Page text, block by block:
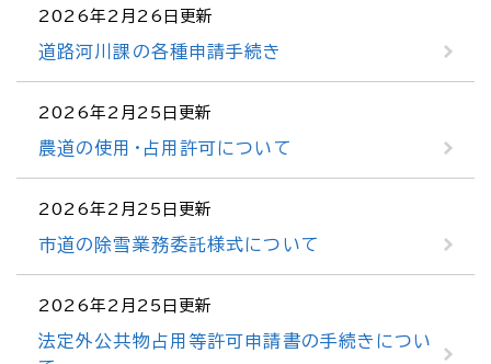
2026年2月26日更新
道路河川課の各種申請手続き
2026年2月25日更新
農道の使用・占用許可について
2026年2月25日更新
市道の除雪業務委託様式について
2026年2月25日更新
法定外公共物占用等許可申請書の手続きについ